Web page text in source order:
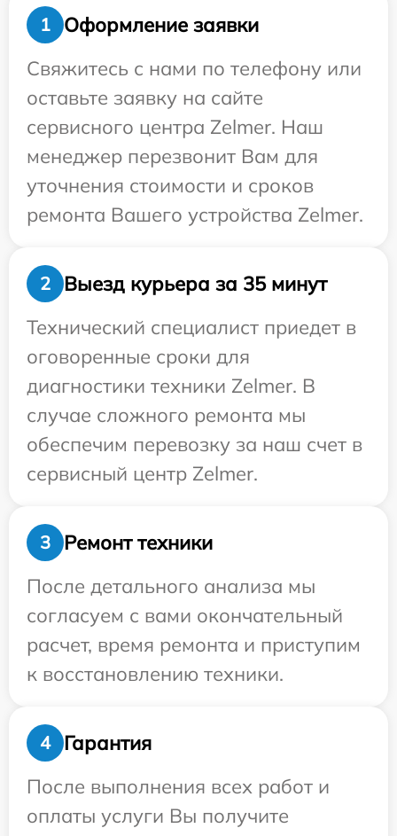
1
Оформление заявки
Свяжитесь с нами по телефону или
оставьте заявку на сайте
сервисного центра Zelmer. Наш
менеджер перезвонит Вам для
уточнения стоимости и сроков
ремонта Вашего устройства Zelmer.
2
Выезд курьера за 35 минут
Технический специалист приедет в
оговоренные сроки для
диагностики техники Zelmer. В
случае сложного ремонта мы
обеспечим перевозку за наш счет в
сервисный центр Zelmer.
3
Ремонт техники
После детального анализа мы
согласуем с вами окончательный
расчет, время ремонта и приступим
к восстановлению техники.
4
Гарантия
После выполнения всех работ и
оплаты услуги Вы получите